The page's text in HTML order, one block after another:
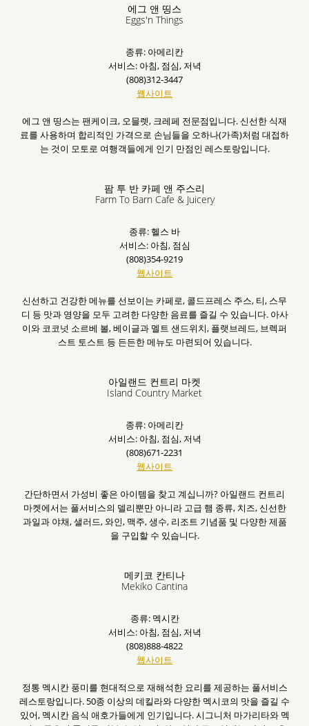
에그 앤 띵스
Eggs'n Things
종류: 아메리칸
서비스: 아침, 점심, 저녁
(808)312-3447
웹사이트
에그 앤 띵스는 팬케이크, 오믈렛, 크레페 전문점입니다. 신선한 식재
료를 사용하며 합리적인 가격으로 손님들을 오하나(가족)처럼 대접하
는 것이 모토로 여행객들에게 인기 만점인 레스토랑입니다.
팜 투 반 카페 앤 주스리
Farm To Barn Cafe & Juicery
종류: 헬스 바
서비스: 아침, 점심
(808)354-9219
웹사이트
신선하고 건강한 메뉴를 선보이는 카페로, 콜드프레스 주스, 티, 스무
디 등 맛과 영양을 모두 고려한 다양한 음료를 즐길 수 있습니다. 아사
이와 코코넛 소르베 볼, 베이글과 멜트 샌드위치, 플랫브레드, 브렉퍼
스트 토스트 등 든든한 메뉴도 마련되어 있습니다.
아일랜드 컨트리 마켓
Island Country Market
종류: 아메리칸
서비스: 아침, 점심, 저녁
(808)671-2231
웹사이트
간단하면서 가성비 좋은 아이템을 찾고 계십니까? 아일랜드 컨트리
마켓에서는 풀서비스의 델리뿐만 아니라 고급 햄 종류, 치즈, 신선한
과일과 야채, 샐러드, 와인, 맥주, 생수, 리조트 기념품 및 다양한 제품
을 구입할 수 있습니다.
메키코 칸티나
Mekiko Cantina
종류: 멕시칸
서비스: 아침, 점심, 저녁
(808)888-4822
웹사이트
정통 멕시칸 풍미를 현대적으로 재해석한 요리를 제공하는 풀서비스
레스토랑입니다. 50종 이상의 데킬라와 다양한 멕시코의 맛을 즐길 수
있어, 멕시칸 음식 애호가들에게 인기입니다. 시그니처 마가리타와 멕